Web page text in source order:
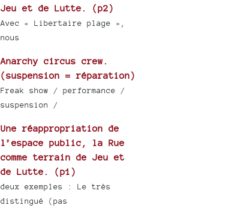
Jeu et de Lutte. (p2)
Avec « Libertaire plage »,
nous
Anarchy circus crew.
(suspension = réparation)
Freak show / performance /
suspension /
Une réappropriation de
l’espace public, la Rue
comme terrain de Jeu et
de Lutte. (p1)
deux exemples : Le très
distingué (pas